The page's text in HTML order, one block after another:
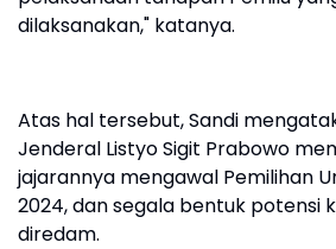
dilaksanakan," katanya.
Atas hal tersebut, Sandi
Jenderal Listyo Sigit Prabowo
jajarannya mengawal Pemilihan
2024, dan segala bentuk potensi
diredam.